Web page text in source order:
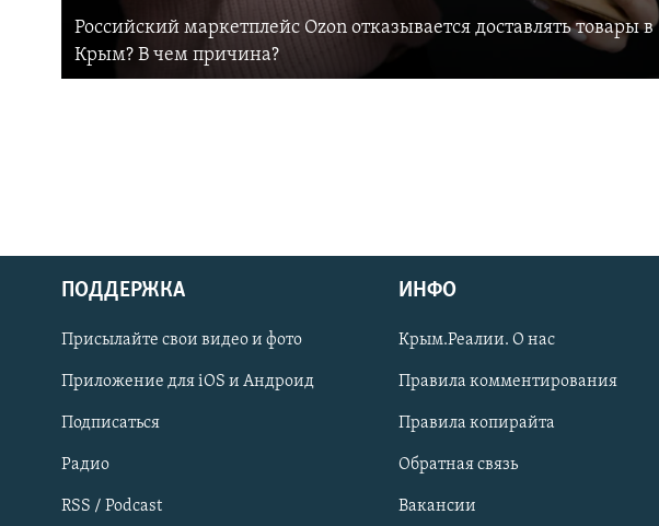
Українською
Qırımtatar
ПРИСОЕДИНЯЙТЕСЬ!
Российский маркетплейс Ozon отказывается доставлять товары в
Крым? В чем причина?
ПОДДЕРЖКА
Присылайте свои видео и фото
Приложение для iOS и Андроид
Подписаться
Радио
RSS / Podcast
ИНФО
Крым.Реалии. О нас
Правила комментирования
Правила копирайта
Обратная связь
Вакансии